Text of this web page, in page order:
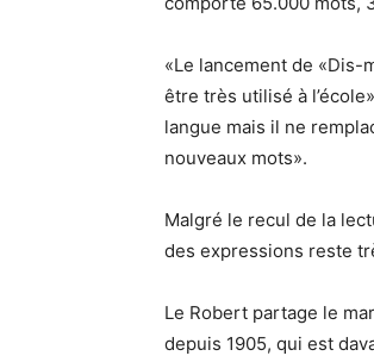
«Le lancement de
être très utilisé à
langue mais il ne
nouveaux mots».
Malgré le recul de la
des expressions reste
Le Robert partage le
depuis 1905, qui est